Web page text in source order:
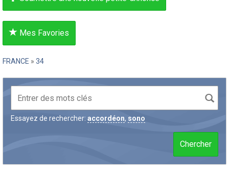
Mes Favories
FRANCE » 34
Essayez de rechercher: accordéon, sono
Chercher